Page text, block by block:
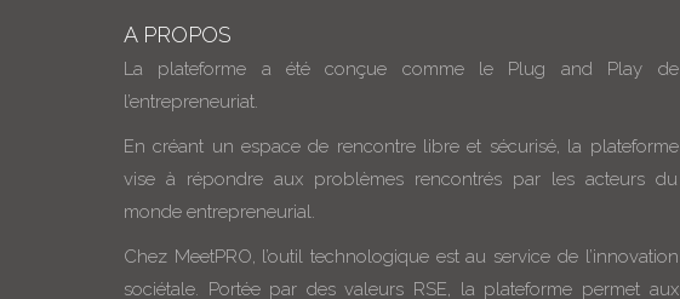
A PROPOS
La plateforme a été conçue comme le Plug and Play de
l’entrepreneuriat.
En créant un espace de rencontre libre et sécurisé, la plateforme
vise à répondre aux problèmes rencontrés par les acteurs du
monde entrepreneurial.
Chez MeetPRO, l’outil technologique est au service de l’innovation
sociétale. Portée par des valeurs RSE, la plateforme permet aux